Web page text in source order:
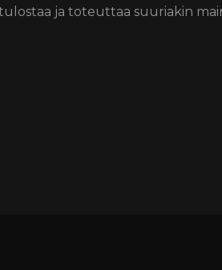
ja toteuttaa suuriakin